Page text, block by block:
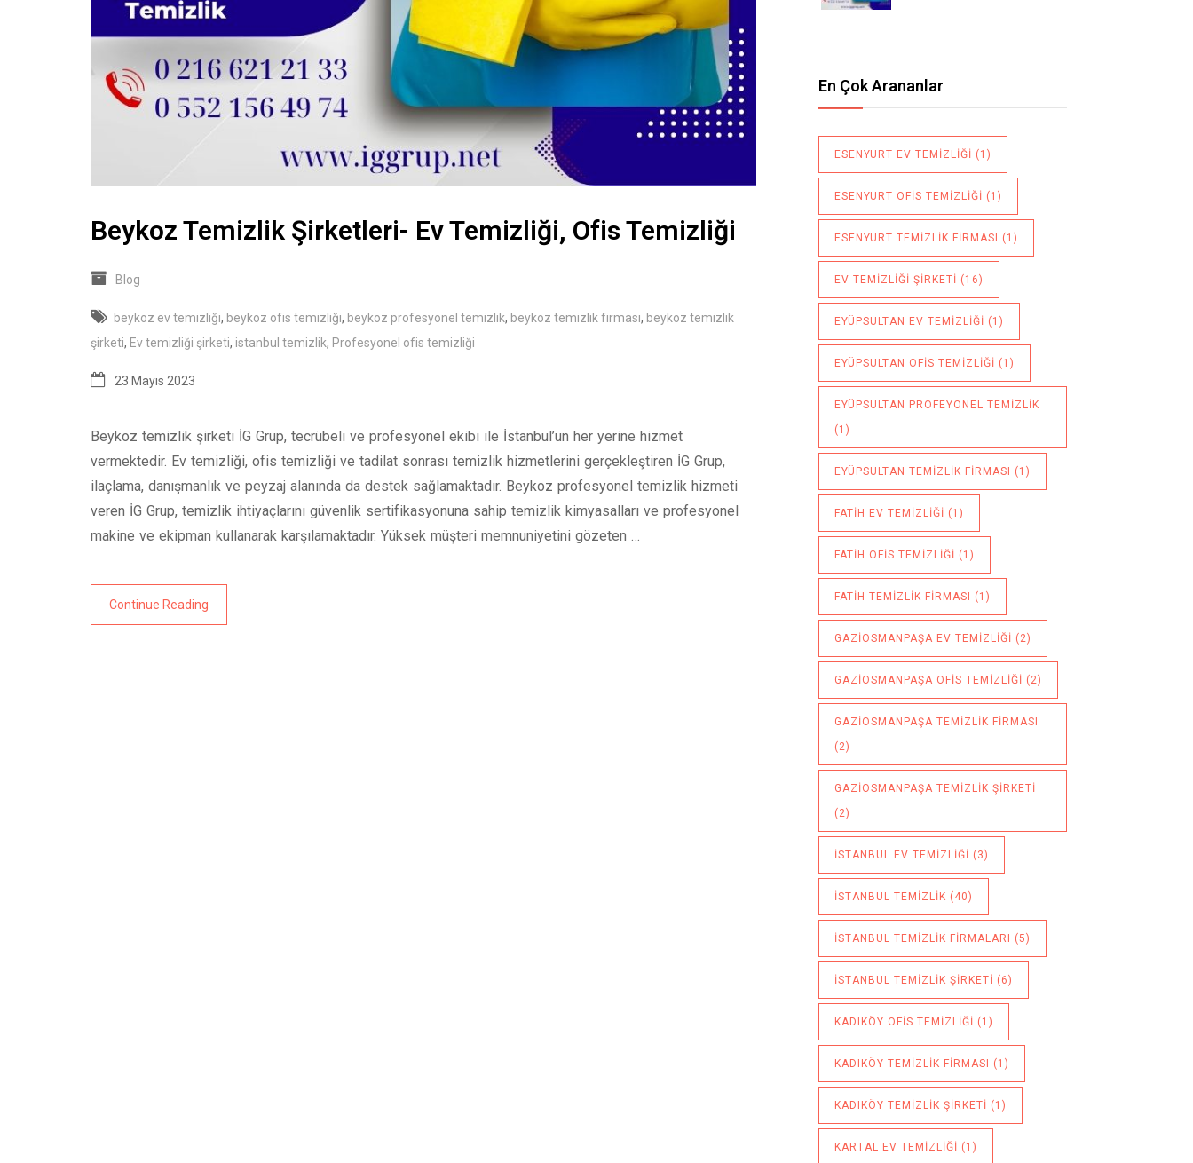
Beykoz Temizlik Şirketleri- Ev Temizliği, Ofis Temizliği
Blog
beykoz ev temizliği, beykoz ofis temizliği, beykoz profesyonel temizlik, beykoz temizlik firması, beykoz temizlik
şirketi, Ev temizliği şirketi, istanbul temizlik, Profesyonel ofis temizliği
23 Mayıs 2023
Beykoz temizlik şirketi İG Grup, tecrübeli ve profesyonel ekibi ile İstanbul’un her yerine hizmet
vermektedir. Ev temizliği, ofis temizliği ve tadilat sonrası temizlik hizmetlerini gerçekleştiren İG Grup,
ilaçlama, danışmanlık ve peyzaj alanında da destek sağlamaktadır. Beykoz profesyonel temizlik hizmeti
veren İG Grup, temizlik ihtiyaçlarını güvenlik sertifikasyonuna sahip temizlik kimyasalları ve profesyonel
makine ve ekipman kullanarak karşılamaktadır. Yüksek müşteri memnuniyetini gözeten …
Continue Reading
En Çok Arananlar
ESENYURT EV TEMIZLIĞI (1)
ESENYURT OFIS TEMIZLIĞI (1)
ESENYURT TEMIZLIK FIRMASI (1)
EV TEMIZLIĞI ŞIRKETI (16)
EYÜPSULTAN EV TEMIZLIĞI (1)
EYÜPSULTAN OFIS TEMIZLIĞI (1)
EYÜPSULTAN PROFEYONEL TEMIZLIK
(1)
EYÜPSULTAN TEMIZLIK FIRMASI (1)
FATIH EV TEMIZLIĞI (1)
FATIH OFIS TEMIZLIĞI (1)
FATIH TEMIZLIK FIRMASI (1)
GAZIOSMANPAŞA EV TEMIZLIĞI (2)
GAZIOSMANPAŞA OFIS TEMIZLIĞI (2)
GAZIOSMANPAŞA TEMIZLIK FIRMASI
(2)
GAZIOSMANPAŞA TEMIZLIK ŞIRKETI
(2)
ISTANBUL EV TEMIZLIĞI (3)
ISTANBUL TEMIZLIK (40)
ISTANBUL TEMIZLIK FIRMALARI (5)
ISTANBUL TEMIZLIK ŞIRKETI (6)
KADIKÖY OFIS TEMIZLIĞI (1)
KADIKÖY TEMIZLIK FIRMASI (1)
KADIKÖY TEMIZLIK ŞIRKETI (1)
KARTAL EV TEMIZLIĞI (1)